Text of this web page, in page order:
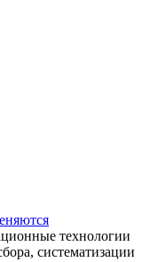
технологии
систематизации